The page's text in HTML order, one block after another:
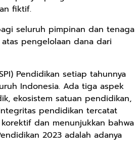
fiktif.
seluruh pimpinan dan tenaga
pengelolaan dana dari
Pendidikan setiap tahunnya
Indonesia. Ada tiga aspek
ekosistem satuan pendidikan,
pendidikan tercatat
dan menunjukkan bahwa
2023 adalah adanya